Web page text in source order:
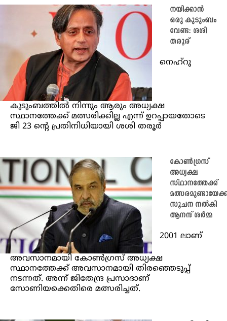
നയിക്കാൻ
ഒരു കുടുംബം
വേണ്ട: ശശി
തരൂര്
നെഹ്‌റു
കുടുംബത്തിൽ നിന്നും ആരും അധ്യക്ഷ
സ്ഥാനത്തേക്ക് മത്സരിക്കില്ല എന്ന് ഉറപ്പായതോടെ
ജി 23 ന്റെ പ്രതിനിധിയായി ശശി തരൂർ
കോൺഗ്രസ്
അധ്യക്ഷ
സ്ഥാനത്തേക്ക്
സൂചന നൽകി
ആനന്ദ് ശർമ്മ
2001 ലാണ്
അവസാനമായി കോൺഗ്രസ് അധ്യക്ഷ
സ്ഥാനത്തേക്ക് അവസാനമായി തിരഞ്ഞെടുപ്പ്
നടന്നത്. അന്ന് ജിതേന്ദ്ര പ്രസാദാണ്
സോണിയക്കെതിരെ മത്സരിച്ചത്.